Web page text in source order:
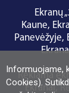
Informuojame,
Cookies).
Ekranų
Kaune,
Panevėžyje,
Reklama
Ekranai,